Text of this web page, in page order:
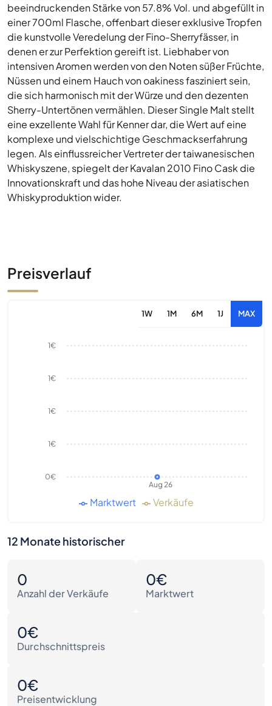
beeindruckenden Stärke von 57.8% Vol. und abgefüllt in
einer 700ml Flasche, offenbart dieser exklusive Tropfen
die kunstvolle Veredelung der Fino-Sherryfässer, in
denen er zur Perfektion gereift ist. Liebhaber von
intensiven Aromen werden von den Noten süßer Früchte,
Nüssen und einem Hauch von oakiness fasziniert sein,
die sich harmonisch mit der Würze und den dezenten
Sherry-Untertönen vermählen. Dieser Single Malt stellt
eine exzellente Wahl für Kenner dar, die Wert auf eine
komplexe und vielschichtige Geschmackserfahrung
legen. Als einflussreicher Vertreter der taiwanesischen
Whiskyszene, spiegelt der Kavalan 2010 Fino Cask die
Innovationskraft und das hohe Niveau der asiatischen
Whiskyproduktion wider.
Preisverlauf
1W 1M 6M 1J MAX
Aug 26
0€
1€
1€
1€
1€
Marktwert Verkäufe
12 Monate historischer
0
Anzahl der Verkäufe
0€
Marktwert
0€
Durchschnittspreis
0€
Preisentwicklung